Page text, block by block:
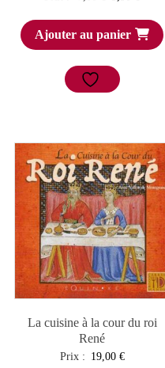
initial
7,00 €.
actuel
Ajouter au panier
La cuisine à la cour du roi
René
Prix : 19,00 €